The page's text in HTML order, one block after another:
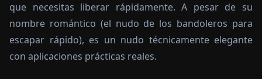
que necesitas liberar rápidamente. A pesar de su
nombre romántico (el nudo de los bandoleros para
escapar rápido), es un nudo técnicamente elegante
con aplicaciones prácticas reales.